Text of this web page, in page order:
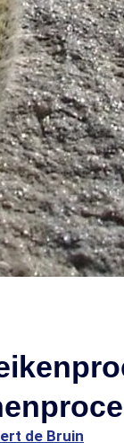
de Bruin